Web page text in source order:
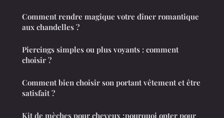
Comment rendre magique votre dîner romantique
aux chandelles ?
Piercings simples ou plus voyants : comment
choisir ?
Comment bien choisir son portant vêtement et être
satisfait ?
Kit de mèches pour cheveux : pourquoi opter pour